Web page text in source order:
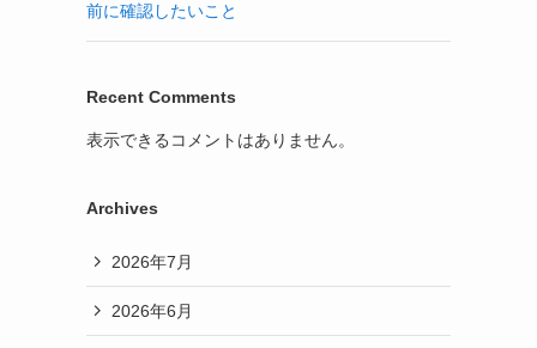
前に確認したいこと
Recent Comments
表示できるコメントはありません。
Archives
2026年7月
2026年6月